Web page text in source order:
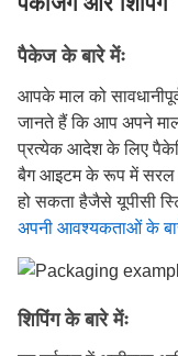
पैकेज के बारे मेंः
आपके माल को
जानते हैं कि आप अपने
प्रत्येक आदेश के लिए
बैग आइटम के रूप में सरल
हो सकता हैजैसे यूपीसी
अपनी आवश्यकताओं के
शिपिंग के बारे मेंः